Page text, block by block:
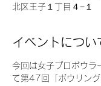
北区王子１丁目４−１
イベントについ
今回は女子プロボウラ
て第47回「ボウリン